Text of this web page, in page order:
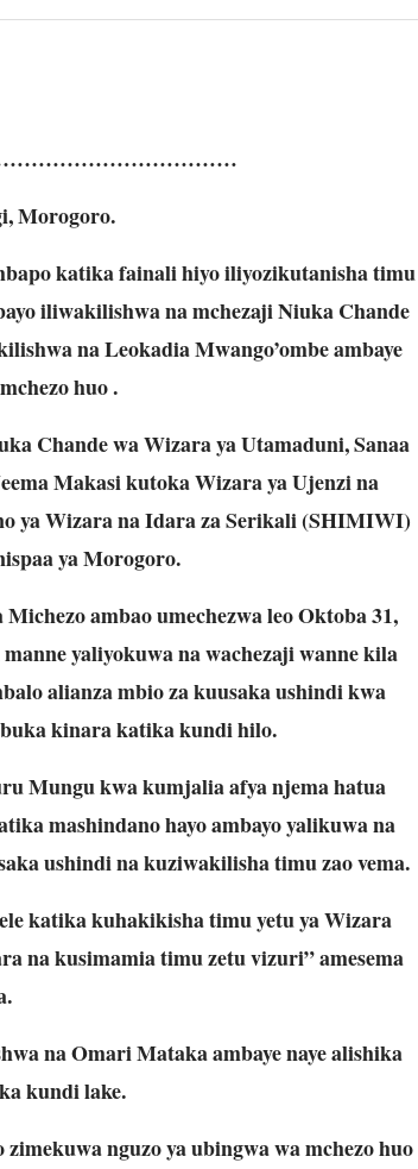
Morogoro.
katika fainali hiyo iliyozikutanisha timu
iliwakilishwa na mchezaji Niuka Chande
na Leokadia Mwango’ombe ambaye
huo .
Chande wa Wizara ya Utamaduni, Sanaa
Makasi kutoka Wizara ya Ujenzi na
ya Wizara na Idara za Serikali (SHIMIWI)
ya Morogoro.
ambao umechezwa leo Oktoba 31,
yaliyokuwa na wachezaji wanne kila
alianza mbio za kuusaka ushindi kwa
kinara katika kundi hilo.
Mungu kwa kumjalia afya njema hatua
mashindano hayo ambayo yalikuwa na
ushindi na kuziwakilisha timu zao vema.
katika kuhakikisha timu yetu ya Wizara
na kusimamia timu zetu vizuri” amesema
na Omari Mataka ambaye naye alishika
kundi lake.
nguzo ya ubingwa wa mchezo huo